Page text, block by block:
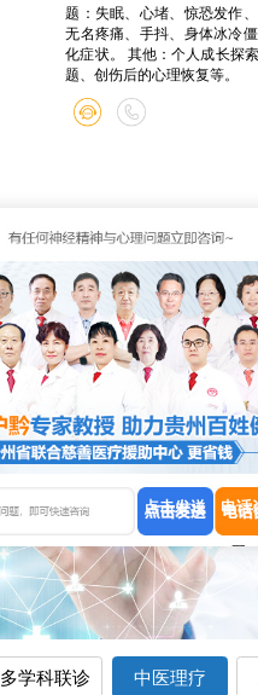
题：失眠、心堵、惊恐发作、
无名疼痛、手抖、身体冰冷
化症状。 其他：个人成长探
题、创伤后的心理恢复等。
多学科联诊 中医理疗
点击发送 电话